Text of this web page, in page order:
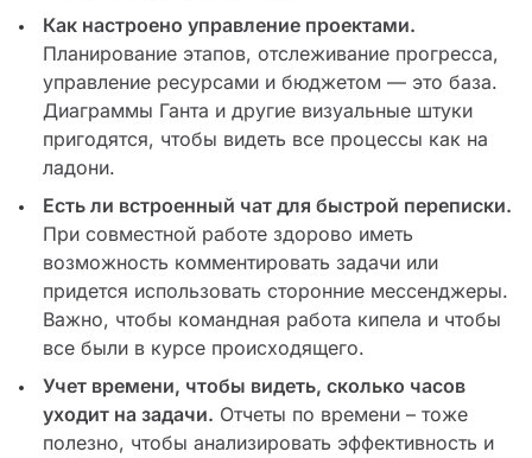
Как настроено управление проектами.
Планирование этапов, отслеживание прогресса,
управление ресурсами и бюджетом — это база.
Диаграммы Ганта и другие визуальные штуки
пригодятся, чтобы видеть все процессы как на
ладони.
Есть ли встроенный чат для быстрой переписки.
При совместной работе здорово иметь
возможность комментировать задачи или
придется использовать сторонние мессенджеры.
Важно, чтобы командная работа кипела и чтобы
все были в курсе происходящего.
Учет времени, чтобы видеть, сколько часов
уходит на задачи. Отчеты по времени – тоже
полезно, чтобы анализировать эффективность и